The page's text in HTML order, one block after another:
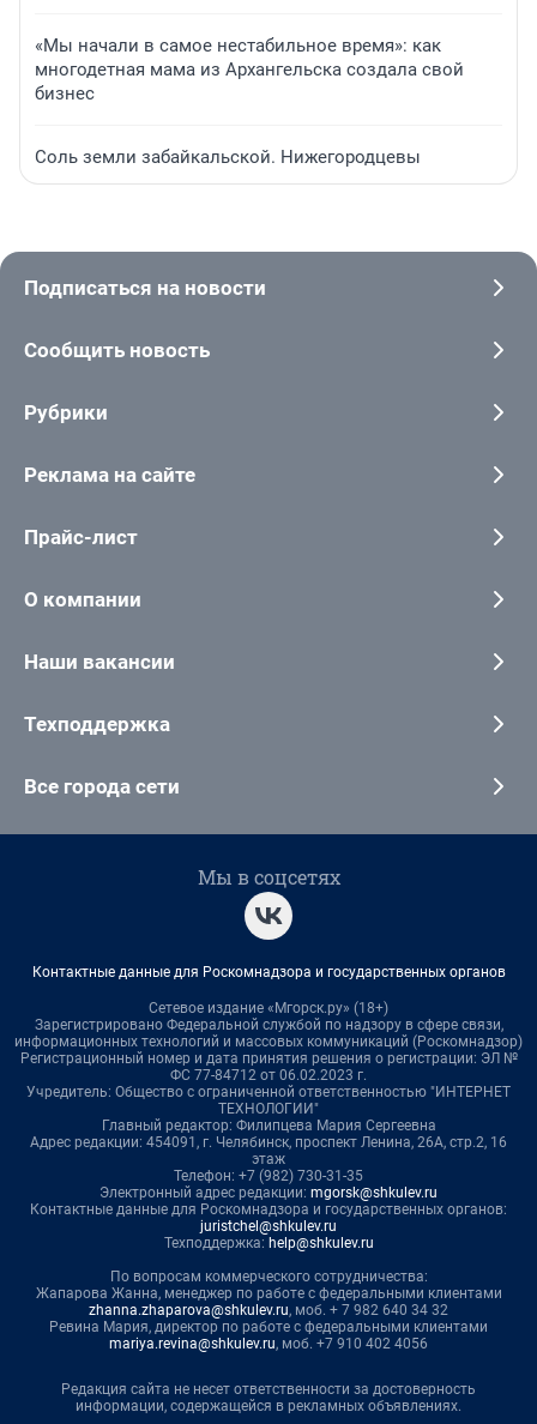
«Мы начали в самое нестабильное время»: как
многодетная мама из Архангельска создала свой
бизнес
Соль земли забайкальской. Нижегородцевы
Подписаться на новости
Сообщить новость
Рубрики
Реклама на сайте
Прайс-лист
О компании
Наши вакансии
Техподдержка
Все города сети
Мы в соцсетях
Контактные данные для Роскомнадзора и государственных органов
Сетевое издание «Мгорск.ру» (18+)
Зарегистрировано Федеральной службой по надзору в сфере связи,
информационных технологий и массовых коммуникаций (Роскомнадзор)
Регистрационный номер и дата принятия решения о регистрации: ЭЛ №
ФС 77-84712 от 06.02.2023 г.
Учредитель: Общество с ограниченной ответственностью "ИНТЕРНЕТ
ТЕХНОЛОГИИ"
Главный редактор: Филипцева Мария Сергеевна
Адрес редакции: 454091, г. Челябинск, проспект Ленина, 26А, стр.2, 16
этаж
Телефон: +7 (982) 730-31-35
Электронный адрес редакции: mgorsk@shkulev.ru
Контактные данные для Роскомнадзора и государственных органов:
juristchel@shkulev.ru
Техподдержка: help@shkulev.ru
По вопросам коммерческого сотрудничества:
Жапарова Жанна, менеджер по работе с федеральными клиентами
zhanna.zhaparova@shkulev.ru, моб. + 7 982 640 34 32
Ревина Мария, директор по работе с федеральными клиентами
mariya.revina@shkulev.ru, моб. +7 910 402 4056
Редакция сайта не несет ответственности за достоверность
информации, содержащейся в рекламных объявлениях.